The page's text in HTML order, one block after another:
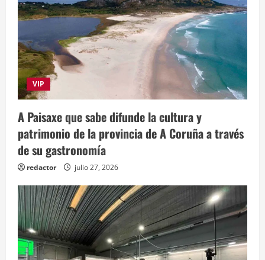
VIP
A Paisaxe que sabe difunde la cultura y
patrimonio de la provincia de A Coruña a través
de su gastronomía
redactor julio 27, 2026